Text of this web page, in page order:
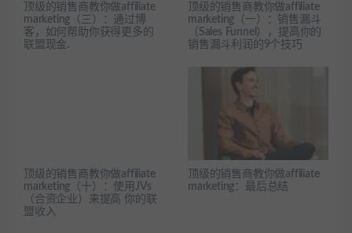
顶级的销售商教你做affiliate
marketing（三）：通过博
客，如何帮助你获得更多的
联盟现金.
顶级的销售商教你做affiliate
marketing（一）：销售漏斗
（Sales Funnel），提高你的
销售漏斗利润的9个技巧
顶级的销售商教你做affiliate
marketing（十）：使用JVs
（合资企业）来提高 你的联
盟收入
顶级的销售商教你做affiliate
marketing：最后总结